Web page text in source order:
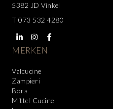
5382 JD Vinkel
T 073 532 4280
MERKEN
Valcucine
Zampieri
Bora
Mittel Cucine